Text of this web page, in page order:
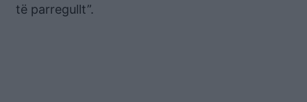
të parregullt”.